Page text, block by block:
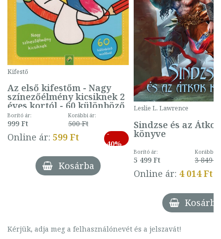
Kifestő
Az első kifestőm - Nagy
színezőélmény kicsiknek 2
éves kortól - 60 különböző
mintával (gombás)
Borító ár:
999 Ft
Korábbi ár:
500 Ft
Online ár: 599 Ft
-
40%
Kosárba
Leslie L. Lawrence
Sindzse és az Átkok
könyve
Borító ár:
5 499 Ft
Korábbi
3 849 Ft
Online ár: 4 014 Ft
Kosárba
Kérjük, adja meg a felhasználónevét és a jelszavát!